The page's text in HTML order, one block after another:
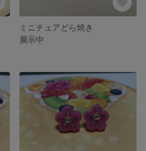
ミニチュアどら焼き
展示中